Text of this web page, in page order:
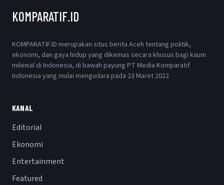
KOMPARATIF.ID
KOMPARATIF.ID merupakan situs berita Aceh tentang politik,
ekonomi, dan gaya hidup yang dikemas secara khusus bagi kaum
milenial di Indonesia, di bawah payung PT Media Komparatif
Indonesia yang mulai mengudara pada 23 Maret 2022
KANAL
Editorial
Ekonomi
Entertainment
Featured